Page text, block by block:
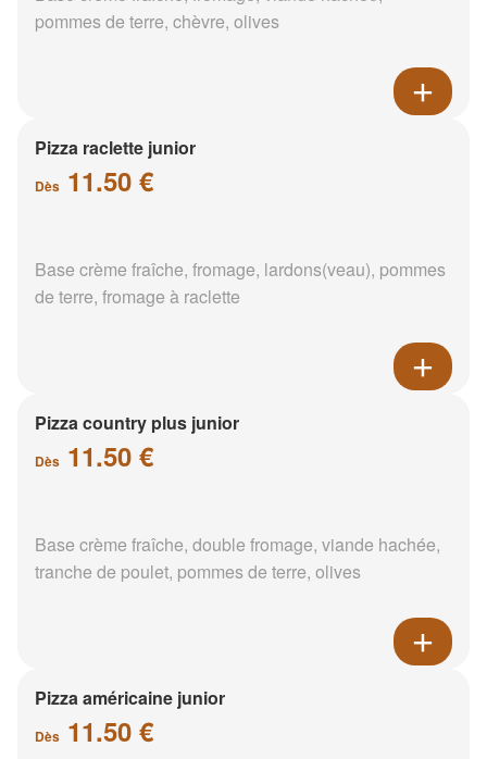
pommes de terre, chèvre, olives
Pizza raclette junior
Dès 11.50 €
Base crème fraîche, fromage, lardons(veau), pommes
de terre, fromage à raclette
Pizza country plus junior
Dès 11.50 €
Base crème fraîche, double fromage, viande hachée,
tranche de poulet, pommes de terre, olives
Pizza américaine junior
Dès 11.50 €